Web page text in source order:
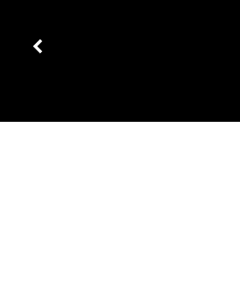
nuorillle